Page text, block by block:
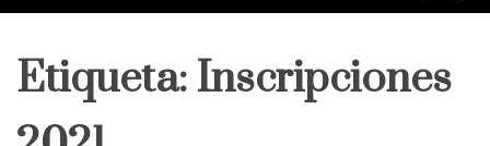
Etiqueta: Inscripciones